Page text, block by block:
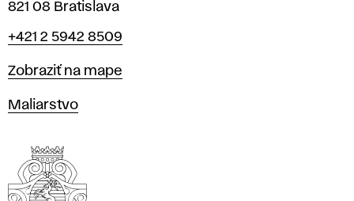
821 08 Bratislava
Telefón
+421 2 5942 8509
Mapa
Zobraziť na mape
Katedry
Maliarstvo